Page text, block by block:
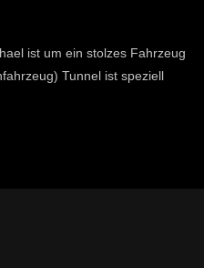
ist um ein stolzes Fahrzeug
Tunnel ist speziell